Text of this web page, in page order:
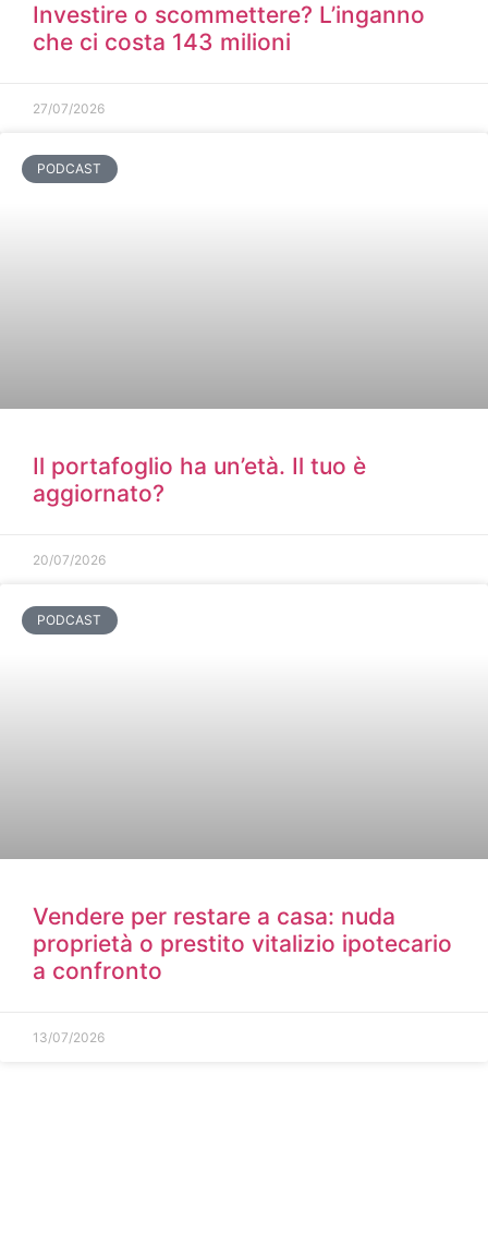
Investire o scommettere? L’inganno
che ci costa 143 milioni
27/07/2026
PODCAST
Il portafoglio ha un’età. Il tuo è
aggiornato?
20/07/2026
PODCAST
Vendere per restare a casa: nuda
proprietà o prestito vitalizio ipotecario
a confronto
13/07/2026